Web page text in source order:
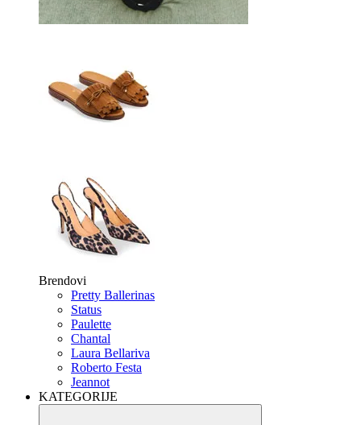
Brendovi
Pretty Ballerinas
Status
Paulette
Chantal
Laura Bellariva
Roberto Festa
Jeannot
KATEGORIJE